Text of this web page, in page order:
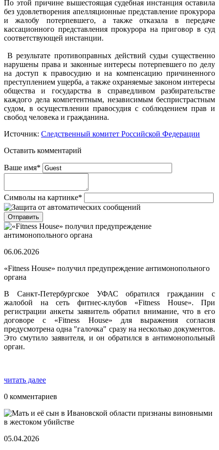
По этой причине вышестоящая судебная инстанция оставила
без удовлетворения апелляционные представление прокурора
и жалобу потерпевшего, а также отказала в передаче
кассационного представления прокурора на приговор в суд
соответствующей инстанции.
В результате противоправных действий судьи существенно
нарушены права и законные интересы потерпевшего по делу
на доступ к правосудию и на компенсацию причиненного
преступлением ущерба, а также охраняемые законом интересы
общества и государства в справедливом разбирательстве
каждого дела компетентным, независимым беспристрастным
судом, в осуществлении правосудия с соблюдением прав и
свобод человека и гражданина.
Источник: Следственный комитет Российской Федерации
Оставить комментарий
Ваше имя*
Символы на картинке*
06.06.2026
«Fitness House» получил предупреждение антимонопольного
органа
В Санкт-Петербургское УФАС обратился гражданин с
жалобой на сеть фитнес-клубов «Fitness House». При
регистрации анкеты заявитель обратил внимание, что в его
договоре с «Fitness House» для выражения согласия
предусмотрена одна "галочка" сразу на несколько документов.
Это смутило заявителя, и он обратился в антимонопольный
орган.
читать далее
0 комментариев
05.04.2026